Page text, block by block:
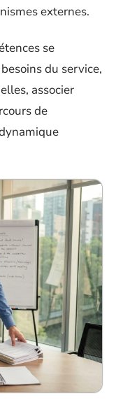
externes.
se
du service,
associer
de